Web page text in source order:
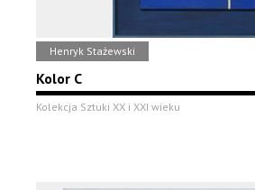
Henryk Stażewski
Kolor C
Kolekcja Sztuki XX i XXI wieku